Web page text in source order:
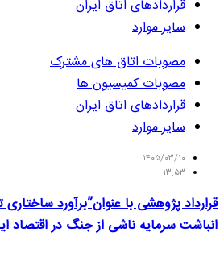
قراردادهای اتاق ایران
سایر موارد
مصوبات اتاق های مشترک
مصوبات کمیسیون ها
قراردادهای اتاق ایران
سایر موارد
۱۴۰۵/۰۳/۱۰
۱۳:۵۳
قرارداد پژوهشی با عنوان”برآورد
انباشت سرمایه ناشی از جنگ در اقتصاد